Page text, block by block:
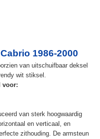
1986-2000
van uitschuifbaar deksel
wit stiksel.
voor:
van sterk hoogwaardig
en verticaal, en
zithouding. De armsteun